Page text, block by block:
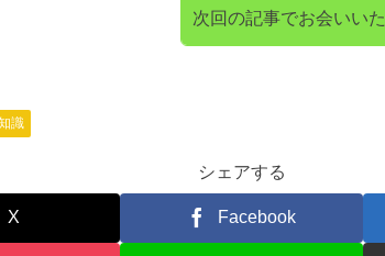
次回の記事でお会いい
識
シェアする
X Facebook